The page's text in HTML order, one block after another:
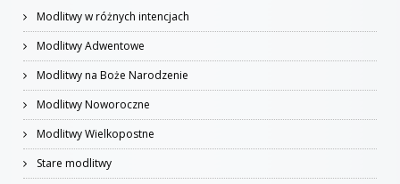
Modlitwy w różnych intencjach
Modlitwy Adwentowe
Modlitwy na Boże Narodzenie
Modlitwy Noworoczne
Modlitwy Wielkopostne
Stare modlitwy